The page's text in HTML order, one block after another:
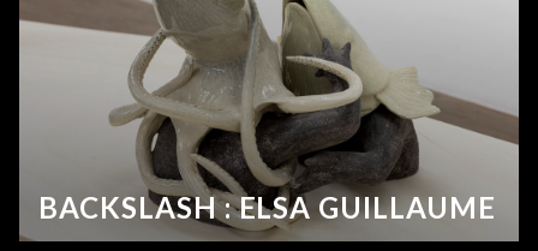
BACKSLASH : ELSA GUILLAUME